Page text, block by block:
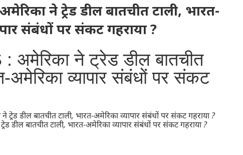
ने ट्रेड डील बातचीत टाली, भारत-
संबंधों पर संकट गहराया ?
अमेरिका ने ट्रेड डील बातचीत
अमेरिका व्यापार संबंधों पर संकट
डील बातचीत टाली, भारत-अमेरिका व्यापार संबंधों पर संकट गहराया ?